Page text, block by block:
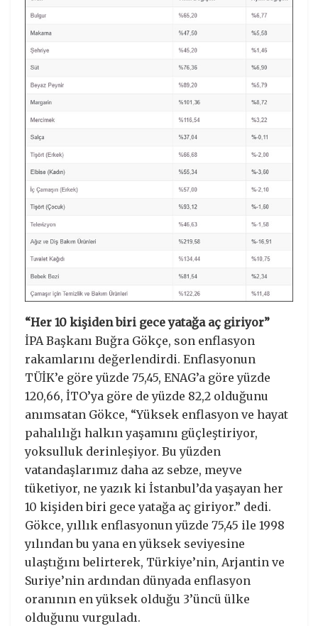
“Her 10 kişiden biri gece yatağa aç giriyor”
İPA Başkanı Buğra Gökçe, son enflasyon
rakamlarını değerlendirdi. Enflasyonun
TÜİK’e göre yüzde 75,45, ENAG’a göre yüzde
120,66, İTO’ya göre de yüzde 82,2 olduğunu
anımsatan Gökce, “Yüksek enflasyon ve hayat
pahalılığı halkın yaşamını güçleştiriyor,
yoksulluk derinleşiyor. Bu yüzden
vatandaşlarımız daha az sebze, meyve
tüketiyor, ne yazık ki İstanbul’da yaşayan her
10 kişiden biri gece yatağa aç giriyor.” dedi.
Gökce, yıllık enflasyonun yüzde 75,45 ile 1998
yılından bu yana en yüksek seviyesine
ulaştığını belirterek, Türkiye’nin, Arjantin ve
Suriye’nin ardından dünyada enflasyon
oranının en yüksek olduğu 3’üncü ülke
olduğunu vurguladı.